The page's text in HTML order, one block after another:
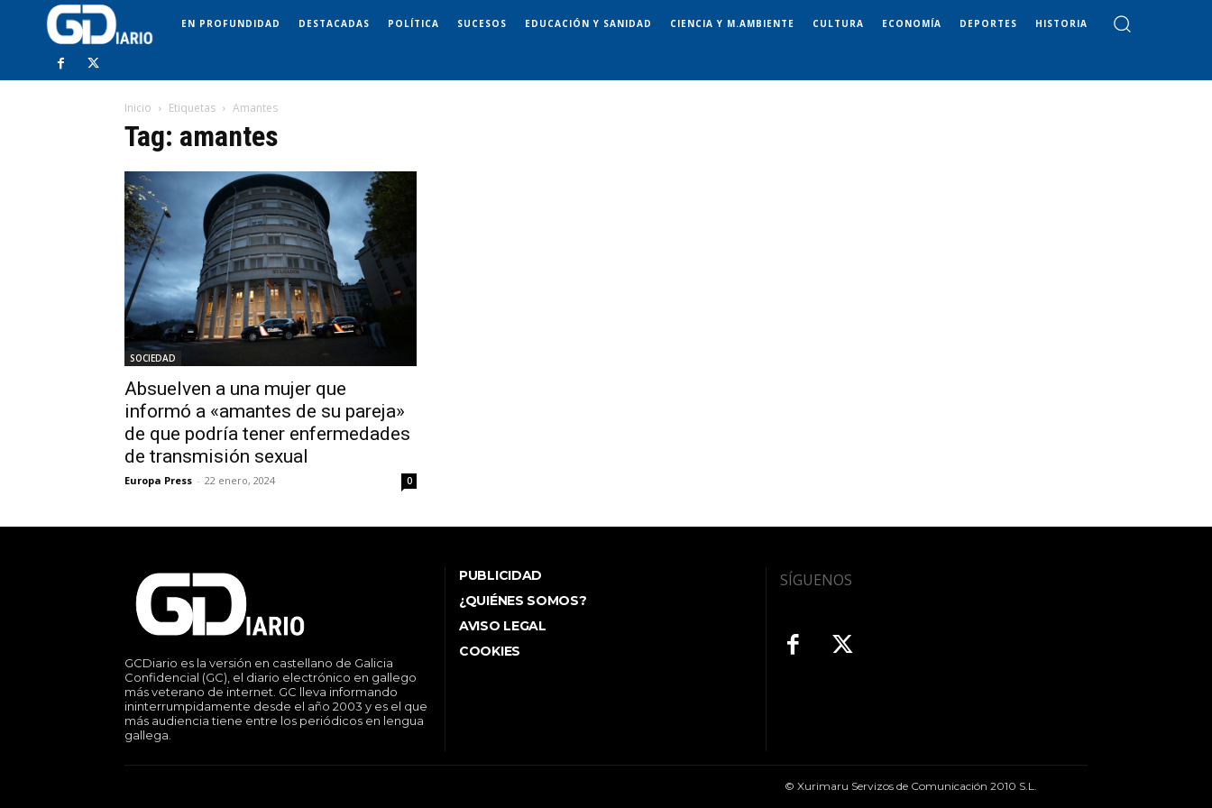
EN PROFUNDIDAD DESTACADAS POLÍTICA SUCESOS EDUCACIÓN Y SANIDAD CIENCIA Y M.AMBIENTE CULTURA ECONOMÍA DEPORTES HISTORIA
Inicio Etiquetas Amantes
Tag: amantes
SOCIEDAD
Absuelven a una mujer que
informó a «amantes de su pareja»
de que podría tener enfermedades
de transmisión sexual
Europa Press - 22 enero, 2024 0
GCDiario es la versión en castellano de Galicia
Confidencial (GC), el diario electrónico en gallego
más veterano de internet. GC lleva informando
ininterrumpidamente desde el año 2003 y es el que
más audiencia tiene entre los periódicos en lengua
gallega.
PUBLICIDAD
¿QUIÉNES SOMOS?
AVISO LEGAL
COOKIES
SÍGUENOS
© Xurimaru Servizos de Comunicación 2010 S.L.